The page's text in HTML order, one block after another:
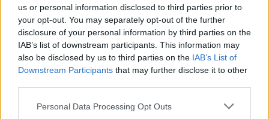
us or personal information disclosed to third parties prior to
your opt-out. You may separately opt-out of the further
disclosure of your personal information by third parties on the
IAB’s list of downstream participants. This information may
also be disclosed by us to third parties on the IAB’s List of
Downstream Participants that may further disclose it to other
Please note that this website/app uses one or more Google
Personal Data Processing Opt Outs
Ricevi le nostre ultime news
daGoogle News
Condividi l'articolo